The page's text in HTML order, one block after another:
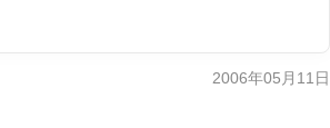
2006年05月11日